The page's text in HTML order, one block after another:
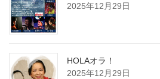
2025年12月29日
HOLAオラ！
2025年12月29日